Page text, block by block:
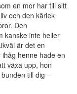
en mor har till sitt
och den kärlek
Den
kanske inte heller
är det en
henne hade en
växa upp, hon
till dig –